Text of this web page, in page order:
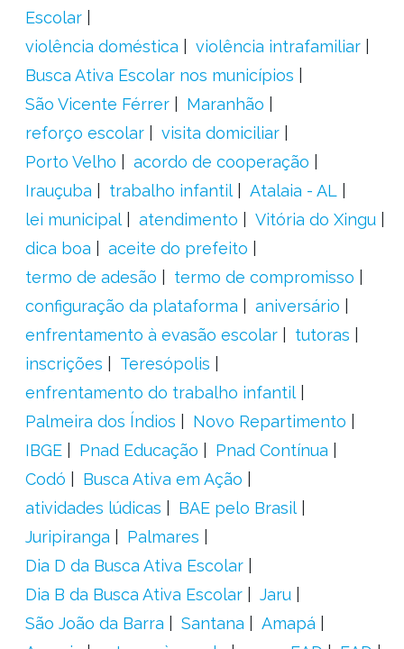
Escolar
violência doméstica
violência intrafamiliar
Busca Ativa Escolar nos municípios
São Vicente Férrer
Maranhão
reforço escolar
visita domiciliar
Porto Velho
acordo de cooperação
Irauçuba
trabalho infantil
Atalaia - AL
lei municipal
atendimento
Vitória do Xingu
dica boa
aceite do prefeito
termo de adesão
termo de compromisso
configuração da plataforma
aniversário
enfrentamento à evasão escolar
tutoras
inscrições
Teresópolis
enfrentamento do trabalho infantil
Palmeira dos Índios
Novo Repartimento
IBGE
Pnad Educação
Pnad Contínua
Codó
Busca Ativa em Ação
atividades lúdicas
BAE pelo Brasil
Juripiranga
Palmares
Dia D da Busca Ativa Escolar
Dia B da Busca Ativa Escolar
Jaru
São João da Barra
Santana
Amapá